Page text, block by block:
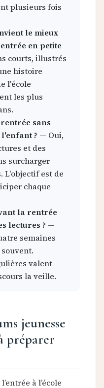
plusieurs fois
le mieux
en petite
courts, illustrés
histoire
l'école
les plus
sans
? — Oui,
et des
surcharger
L'objectif est de
chaque
la rentrée
lectures ? —
semaines
valent
la veille.
jeunesse
préparer
à l’école